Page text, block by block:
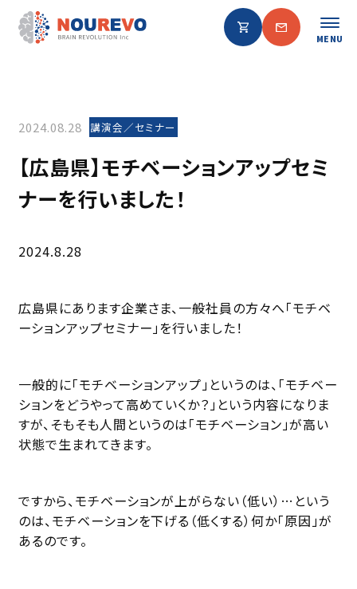
MENU
2024.08.28 講演会／セミナー
【広島県】モチベーションアップセミ
ナーを行いました！
2024.8.28
広島県にあります企業さま、一般社員の方々へ「モチベ
ーションアップセミナー」を行いました！
一般的に「モチベーションアップ」というのは、「モチベー
ションをどうやって高めていくか？」という内容になりま
すが、そもそも人間というのは「モチベーション」が高い
状態で生まれてきます。
ですから、モチベーションが上がらない（低い）…という
のは、モチベーションを下げる（低くする）何か「原因」が
あるのです。